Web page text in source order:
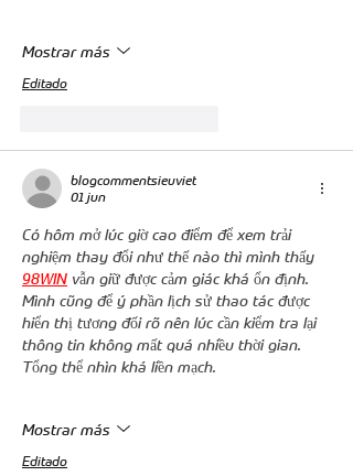
Mostrar más
Editado
blogcommentsieuviet
01 jun
Có hôm mở lúc giờ cao điểm để xem trải
nghiệm thay đổi như thế nào thì mình thấy
98WIN vẫn giữ được cảm giác khá ổn định.
Mình cũng để ý phần lịch sử thao tác được
hiển thị tương đối rõ nên lúc cần kiểm tra lại
thông tin không mất quá nhiều thời gian.
Tổng thể nhìn khá liền mạch.
Mostrar más
Editado